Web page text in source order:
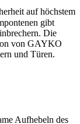
auf höchstem
gibt
Die
von GAYKO
und Türen.
Aufhebeln des